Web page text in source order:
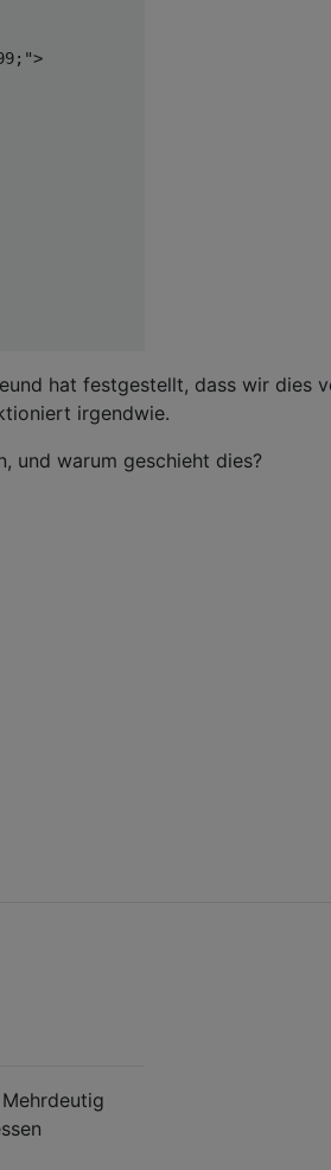
>
hat festgestellt, dass wir dies
irgendwie.
und warum geschieht dies?
Mehrdeutig